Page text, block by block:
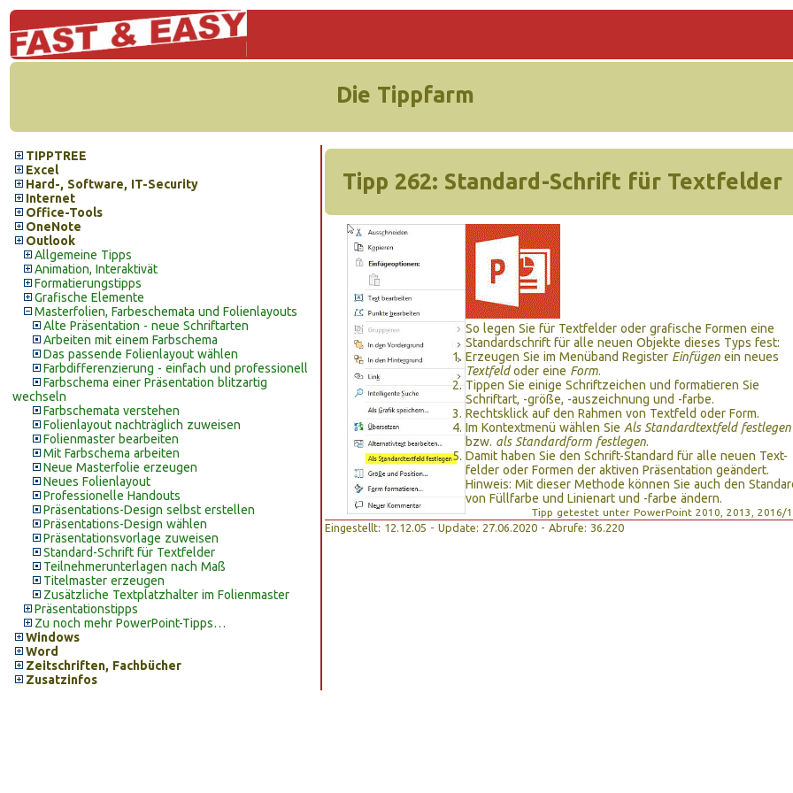
Die Tippfarm
TIPPTREE
Excel
Hard-, Software, IT-Security
Internet
Office-Tools
OneNote
Outlook
Allgemeine Tipps
Animation, Interaktivät
Formatierungstipps
Grafische Elemente
Masterfolien, Farbeschemata und Folienlayouts
Alte Präsentation - neue Schriftarten
Arbeiten mit einem Farbschema
Das passende Folienlayout wählen
Farbdifferenzierung - einfach und professionell
Farbschema einer Präsentation blitzartig
wechseln
Farbschemata verstehen
Folienlayout nachträglich zuweisen
Folienmaster bearbeiten
Mit Farbschema arbeiten
Neue Masterfolie erzeugen
Neues Folienlayout
Professionelle Handouts
Präsentations-Design selbst erstellen
Präsentations-Design wählen
Präsentationsvorlage zuweisen
Standard-Schrift für Textfelder
Teilnehmerunterlagen nach Maß
Titelmaster erzeugen
Zusätzliche Textplatzhalter im Folienmaster
Präsentationstipps
Zu noch mehr PowerPoint-Tipps…
Windows
Word
Zeitschriften, Fachbücher
Zusatzinfos
Tipp 262: Standard-Schrift für Textfelder
So legen Sie für Textfelder oder grafische Formen eine
Standardschrift für alle neuen Objekte dieses Typs fest:
Erzeugen Sie im Menüband Register Einfügen ein neues
Textfeldoder eine Form.
Tippen Sie einige Schriftzeichen und formatieren Sie
Schriftart, -größe, -auszeichnung und -farbe.
Rechtsklick auf den Rahmen von Textfeld oder Form.
Im Kontextmenü wählen Sie Als Standardtextfeld festlegen
bzw. als Standardform festlegen.
Damit haben Sie den Schrift-Standard für alle neuen Text-
felder oder Formen der aktiven Präsentation geändert.
Hinweis: Mit dieser Methode können Sie auch den
von Füllfarbe und Linienart und -farbe ändern.
Tipp getestet unter PowerPoint 2010, 2013, 2016/
Eingestellt: 12.12.05 - Update: 27.06.2020 - Abrufe: 36.220